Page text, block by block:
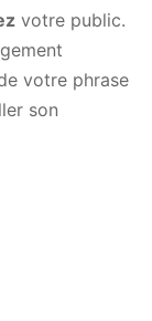
votre public.
votre phrase
son